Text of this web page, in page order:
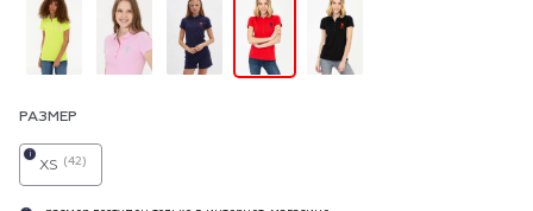
РАЗМЕР
XS (42)
i